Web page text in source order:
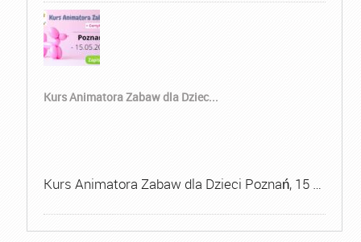
Kurs Animatora Zabaw dla Dziec...
Kurs Animatora Zabaw dla Dzieci Poznań, 15 …